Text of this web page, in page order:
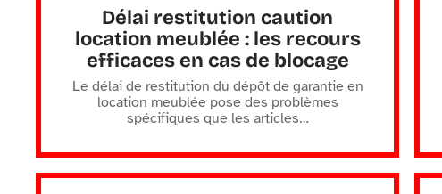
Délai restitution caution
location meublée : les recours
efficaces en cas de blocage
Le délai de restitution du dépôt de garantie en
location meublée pose des problèmes
spécifiques que les articles…